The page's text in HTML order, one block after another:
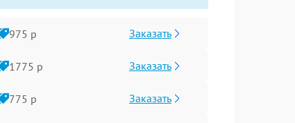
975 р Заказать
1775 р Заказать
775 р Заказать